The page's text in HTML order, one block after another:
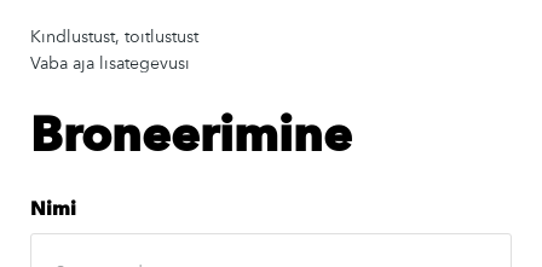
Kindlustust, toitlustust
Vaba aja lisategevusi
Broneerimine
Nimi